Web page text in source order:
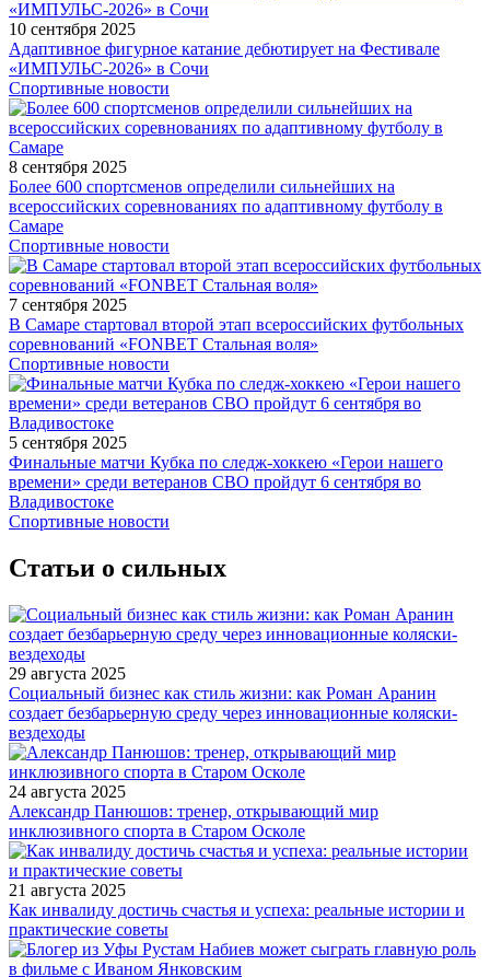
10 сентября 2025
Адаптивное фигурное катание дебютирует на Фестивале
«ИМПУЛЬС-2026» в Сочи
Спортивные новости
8 сентября 2025
Более 600 спортсменов определили сильнейших на
всероссийских соревнованиях по адаптивному футболу в
Самаре
Спортивные новости
7 сентября 2025
В Самаре стартовал второй этап всероссийских футбольных
соревнований «FONBET Стальная воля»
Спортивные новости
5 сентября 2025
Финальные матчи Кубка по следж-хоккею «Герои нашего
времени» среди ветеранов СВО пройдут 6 сентября во
Владивостоке
Спортивные новости
Статьи о сильных
29 августа 2025
Социальный бизнес как стиль жизни: как Роман Аранин
создает безбарьерную среду через инновационные коляски-
вездеходы
24 августа 2025
Александр Панюшов: тренер, открывающий мир
инклюзивного спорта в Старом Осколе
21 августа 2025
Как инвалиду достичь счастья и успеха: реальные истории и
практические советы